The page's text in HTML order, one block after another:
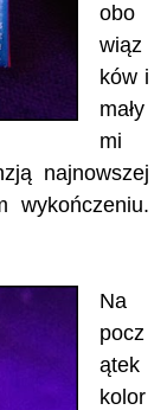
obo
wiąz
ków i
mały
mi
najnowszej
wykończeniu.
Na
pocz
ątek
kolor